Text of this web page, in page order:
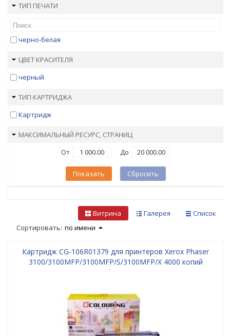
ТИП ПЕЧАТИ
черно-белая
ЦВЕТ КРАСИТЕЛЯ
черный
ТИП КАРТРИДЖА
Картридж
МАКСИМАЛЬНЫЙ РЕСУРС, СТРАНИЦ
От
До
Показать Сбросить
Список
Галерея
Витрина
Сортировать: по имени
Картридж CG-106R01379 для принтеров Xerox Phaser
3100/3100MFP/3100MFP/S/3100MFP/X 4000 копий
Colouring